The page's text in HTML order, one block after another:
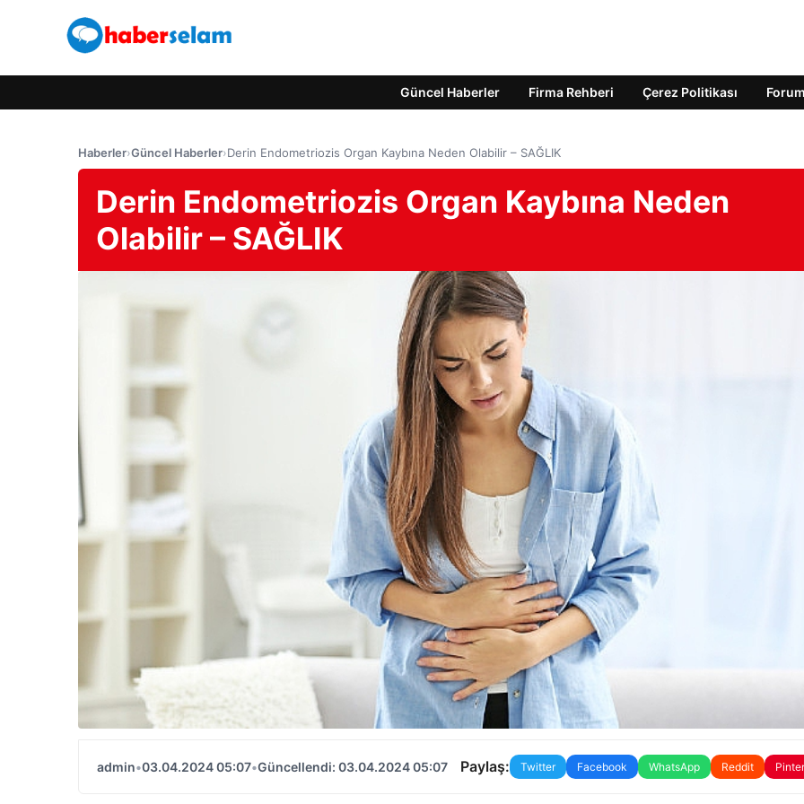
Güncel Haberler Firma Rehberi Çerez Politikası Forum
Haberler›Güncel Haberler›Derin Endometriozis Organ Kaybına Neden Olabilir – SAĞLIK
Derin Endometriozis Organ Kaybına Neden
Olabilir – SAĞLIK
admin•03.04.2024 05:07•Güncellendi: 03.04.2024 05:07 Paylaş: Twitter Facebook WhatsApp Reddit